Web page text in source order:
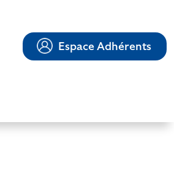
Espace Adhérents